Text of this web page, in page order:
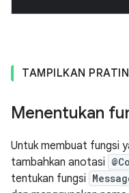
TAMPILKAN
Menentukan
Untuk membuat fungsi
tambahkan anotasi
tentukan fungsi